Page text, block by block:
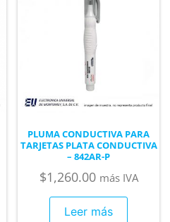
PLUMA CONDUCTIVA PARA
TARJETAS PLATA CONDUCTIVA
– 842AR-P
$1,260.00 más IVA
Leer más